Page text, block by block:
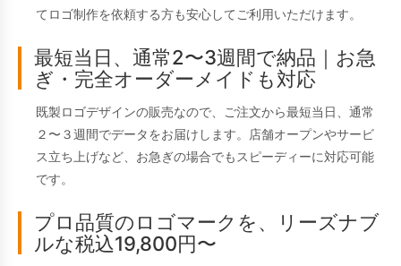
てロゴ制作を依頼する方も安心してご利用いただけます。
最短当日、通常2〜3週間で納品｜お急
ぎ・完全オーダーメイドも対応
既製ロゴデザインの販売なので、ご注文から最短当日、通常
２〜３週間でデータをお届けします。店舗オープンやサービ
ス立ち上げなど、お急ぎの場合でもスピーディーに対応可能
です。
プロ品質のロゴマークを、リーズナブ
ルな税込19,800円〜